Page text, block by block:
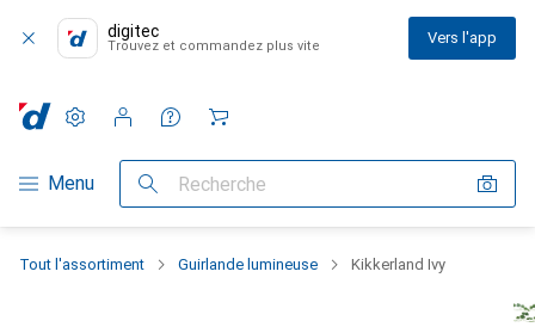
digitec
Trouvez et commandez plus vite Vers l'app
Navigation par catégorie
Menu Recherche
Paramètres
Compte client
Listes de comparaison
Listes d'envies
Panier
Tout l'assortiment Guirlande lumineuse Kikkerland Ivy